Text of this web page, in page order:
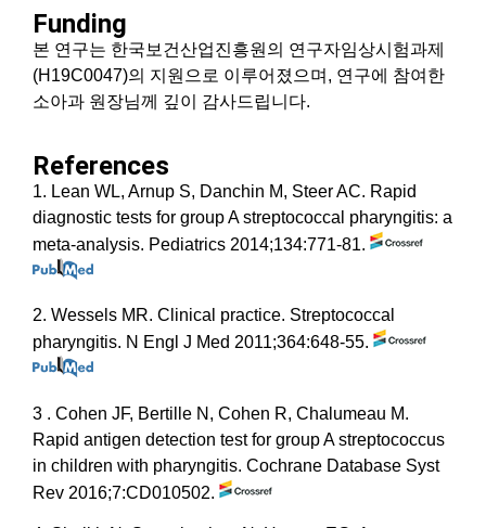
Funding
본 연구는 한국보건산업진흥원의 연구자임상시험과제
(H19C0047)의 지원으로 이루어졌으며, 연구에 참여한
소아과 원장님께 깊이 감사드립니다.
References
1. Lean WL, Arnup S, Danchin M, Steer AC. Rapid
diagnostic tests for group A streptococcal pharyngitis: a
meta-analysis. Pediatrics 2014;134:771-81.
2. Wessels MR. Clinical practice. Streptococcal
pharyngitis. N Engl J Med 2011;364:648-55.
3 . Cohen JF, Bertille N, Cohen R, Chalumeau M.
Rapid antigen detection test for group A streptococcus
in children with pharyngitis. Cochrane Database Syst
Rev 2016;7:CD010502.